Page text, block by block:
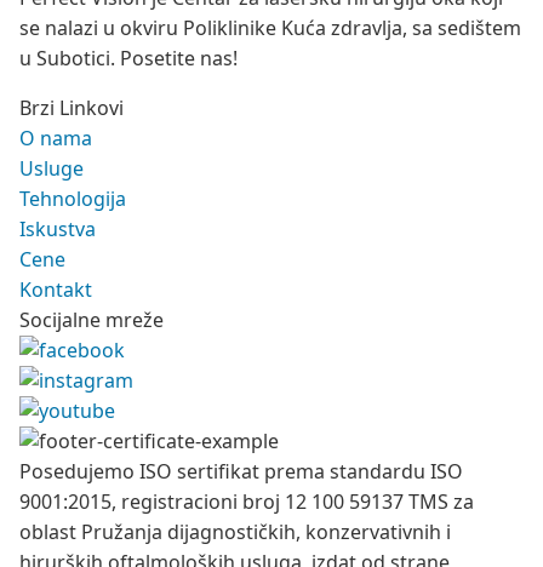
se nalazi u okviru Poliklinike Kuća zdravlja, sa sedištem
u Subotici. Posetite nas!
Brzi Linkovi
O nama
Usluge
Tehnologija
Iskustva
Cene
Kontakt
Socijalne mreže
Posedujemo ISO sertifikat prema standardu ISO
9001:2015, registracioni broj 12 100 59137 TMS za
oblast Pružanja dijagnostičkih, konzervativnih i